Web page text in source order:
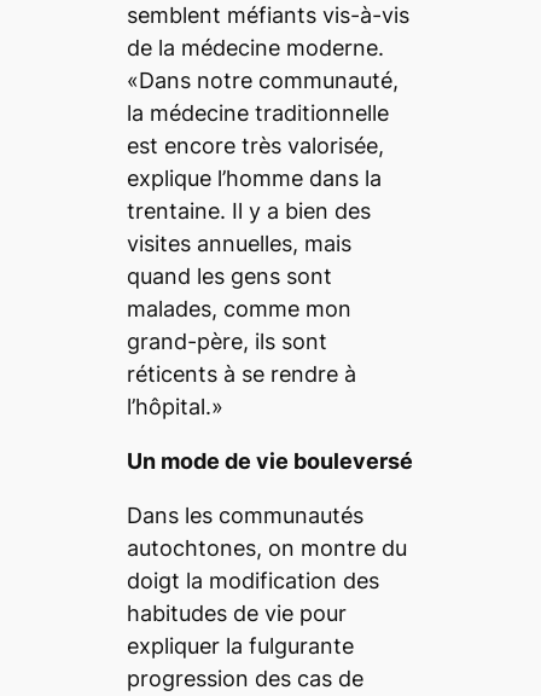
semblent méfiants vis-à-vis
de la médecine moderne.
«Dans notre communauté,
la médecine traditionnelle
est encore très valorisée,
explique l’homme dans la
trentaine. Il y a bien des
visites annuelles, mais
quand les gens sont
malades, comme mon
grand-père, ils sont
réticents à se rendre à
l’hôpital.»
Un mode de vie bouleversé
Dans les communautés
autochtones, on montre du
doigt la modification des
habitudes de vie pour
expliquer la fulgurante
progression des cas de